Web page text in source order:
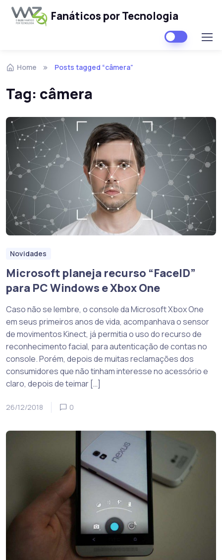
Fanáticos por Tecnologia
Home Posts tagged “câmera”
Tag: câmera
Novidades
Microsoft planeja recurso “FaceID”
para PC Windows e Xbox One
Caso não se lembre, o console da Microsoft Xbox One
em seus primeiros anos de vida, acompanhava o sensor
de movimentos Kinect, já permitia o uso do recurso de
reconhecimento facial, para autenticação de contas no
console. Porém, depois de muitas reclamações dos
consumidores que não tinham interesse no acessório e
claro, depois de teimar […]
26/12/2018 0